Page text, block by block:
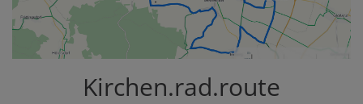
Kirchen.rad.route